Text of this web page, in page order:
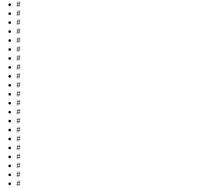
#
#
#
#
#
#
#
#
#
#
#
#
#
#
#
#
#
#
#
#
#